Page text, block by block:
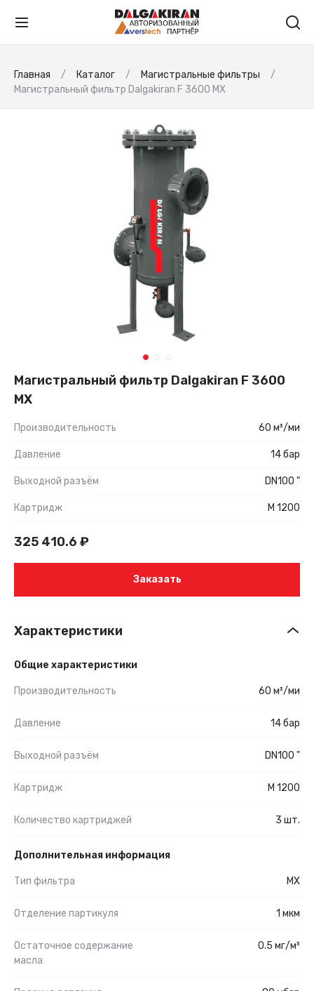
Главная Каталог
Магистральные фильтры
Магистральный фильтр Dalgakiran F 3600 MX
Магистральный фильтр Dalgakiran F 3600
MX
Производительность 60 м³/ми
Давление 14 бар
Выходной разъём DN100 "
Картридж M 1200
325 410.6 ₽
Заказать
Характеристики
Общие характеристики
Производительность 60 м³/ми
Давление 14 бар
Выходной разъём DN100 "
Картридж M 1200
Количество картриджей 3 шт.
Дополнительная информация
Тип фильтра MX
Отделение партикуля 1 мкм
Остаточное содержание
масла
0.5 мг/м³